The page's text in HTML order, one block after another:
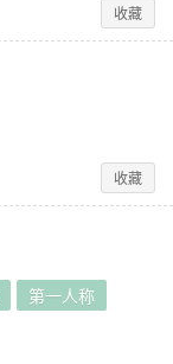
收藏
收藏
第一人称